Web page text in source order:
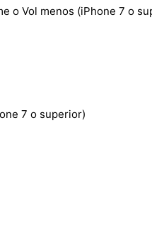
o Vol menos (iPhone 7 o
7 o superior)